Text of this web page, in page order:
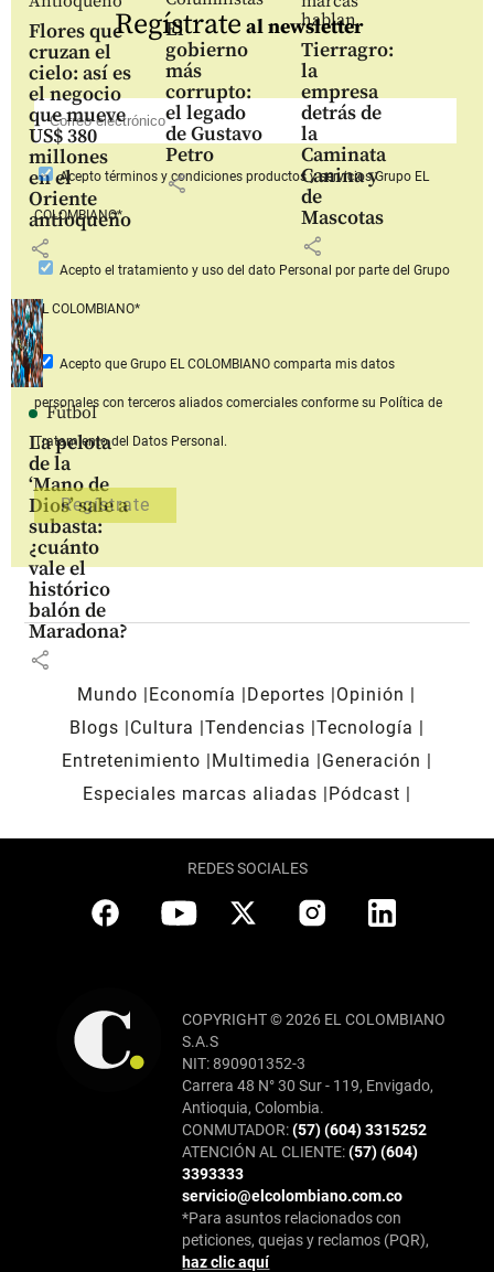
Flores que
cruzan el
cielo: así es
el negocio
que mueve
US$ 380
millones
en el
Oriente
antioqueño
share
El
gobierno
más
corrupto:
el legado
de Gustavo
Petro
share
hablan
Tierragro:
la
empresa
detrás de
la
Caminata
Canina y
de
Mascotas
share
Fútbol
La pelota
de la
‘Mano de
Dios’ sale a
subasta:
¿cuánto
vale el
histórico
balón de
Maradona?
share
Regístrate al newsletter
Aceptotérminos y condiciones productos y serviciosGrupo EL
COLOMBIANO*
Acepto el tratamiento y uso del dato Personal por parte del Grupo
EL COLOMBIANO*
Acepto que Grupo EL COLOMBIANOcomparta mis datos
personales con terceros aliados comerciales conforme su Política de
Tratamiento del Datos Personal.
Mundo Economía Deportes
Opinión
Blogs
Cultura Tendencias Tecnología
Entretenimiento
Multimedia
Generación
Especiales marcas aliadas
Pódcast
REDES SOCIALES
COPYRIGHT © 2026 EL COLOMBIANO
S.A.S
NIT: 890901352-3
Carrera 48 N° 30 Sur - 119, Envigado,
Antioquia, Colombia.
CONMUTADOR:(57) (604) 3315252
ATENCIÓN AL CLIENTE:(57) (604)
3393333
servicio@elcolombiano.com.co
*Para asuntos relacionados con
peticiones, quejas y reclamos (PQR),
haz clic aquí